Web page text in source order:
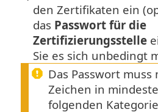
den Zertifikaten ein
das Passwort für die
Zertifizierungsstelle
Sie es sich unbedingt
Das Passwort
Zeichen in
folgenden